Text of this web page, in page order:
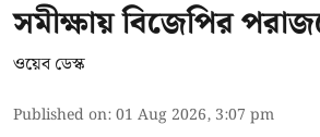
সমীক্ষায় বিজেপির
ওয়েব ডেস্ক
Published on:01 Aug 2026, 3:07 pm